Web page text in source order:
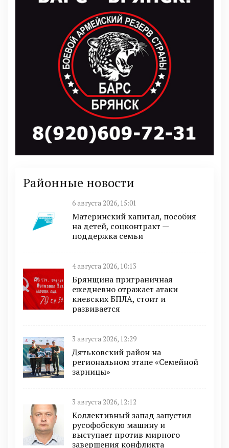
Районные новости
6 августа 2026, 15:01
Материнский капитал, пособия
на детей, соцконтракт —
поддержка семьи
4 августа 2026, 10:13
Брянщина приграничная
ежедневно отражает атаки
киевских БПЛА, стоит и
развивается
3 августа 2026, 12:29
Дятьковский район на
региональном этапе «Семейной
зарницы»
3 августа 2026, 12:12
Коллективный запад запустил
русофобскую машину и
выступает против мирного
завершения конфликта